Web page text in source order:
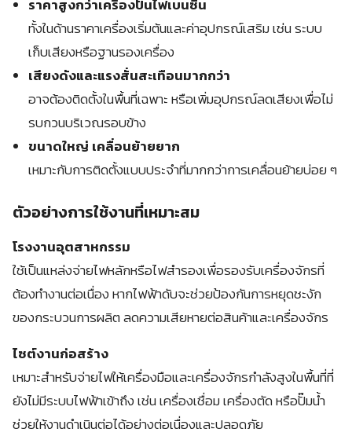
ราคาสูงกว่าเครื่องปั่นไฟเบนซิน
ทั้งในด้านราคาเครื่องเริ่มต้นและค่าอุปกรณ์เสริม เช่น ระบบ
เก็บเสียงหรือฐานรองเครื่อง
เสียงดังและแรงสั่นสะเทือนมากกว่า
อาจต้องติดตั้งในพื้นที่เฉพาะ หรือเพิ่มอุปกรณ์ลดเสียงเพื่อไม่
รบกวนบริเวณรอบข้าง
ขนาดใหญ่ เคลื่อนย้ายยาก
เหมาะกับการติดตั้งแบบประจำที่มากกว่าการเคลื่อนย้ายบ่อย ๆ
ตัวอย่างการใช้งานที่เหมาะสม
โรงงานอุตสาหกรรม
ใช้เป็นแหล่งจ่ายไฟหลักหรือไฟสำรองเพื่อรองรับเครื่องจักรที่
ต้องทำงานต่อเนื่อง หากไฟฟ้าดับจะช่วยป้องกันการหยุดชะงัก
ของกระบวนการผลิต ลดความเสียหายต่อสินค้าและเครื่องจักร
ไซต์งานก่อสร้าง
เหมาะสำหรับจ่ายไฟให้เครื่องมือและเครื่องจักรกำลังสูงในพื้นที่ที่
ยังไม่มีระบบไฟฟ้าเข้าถึง เช่น เครื่องเชื่อม เครื่องตัด หรือปั๊มน้ำ
ช่วยให้งานดำเนินต่อได้อย่างต่อเนื่องและปลอดภัย